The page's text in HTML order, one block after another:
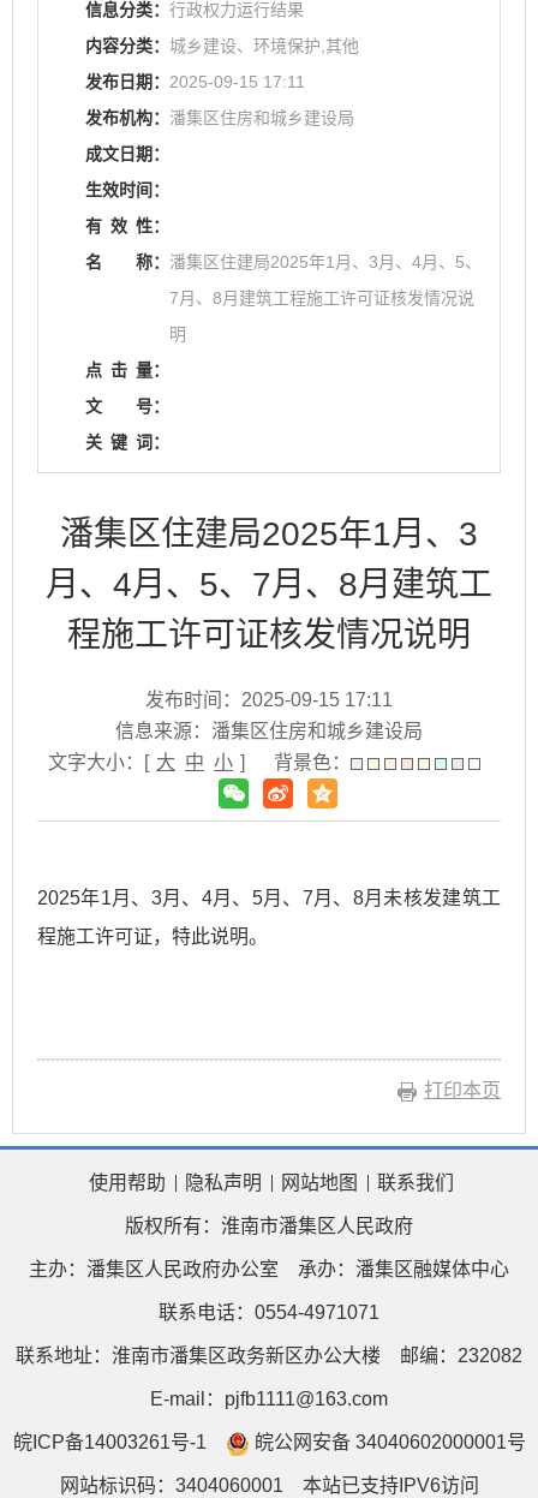
信息分类： 行政权力运行结果
内容分类： 城乡建设、环境保护,其他
发布日期： 2025-09-15 17:11
发布机构： 潘集区住房和城乡建设局
成文日期：
生效时间：
有 效 性：
名
称： 潘集区住建局2025年1月、3月、4月、5、
7月、8月建筑工程施工许可证核发情况说
明
点 击 量：
文
号：
关 键 词：
潘集区住建局2025年1月、3
月、4月、5、7月、8月建筑工
程施工许可证核发情况说明
发布时间：2025-09-15 17:11
信息来源：潘集区住房和城乡建设局
文字大小：[ 大 中 小 ] 背景色：
2025年1月、3月、4月、5月、7月、8月未核发建筑工
程施工许可证，特此说明。
打印本页
使用帮助 隐私声明 网站地图 联系我们
版权所有：淮南市潘集区人民政府
主办：潘集区人民政府办公室 承办：潘集区融媒体中心
联系电话：0554-4971071
联系地址：淮南市潘集区政务新区办公大楼 邮编：232082
E-mail：pjfb1111@163.com
皖ICP备14003261号-1 皖公网安备 34040602000001号
网站标识码：3404060001 本站已支持IPV6访问